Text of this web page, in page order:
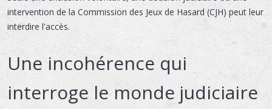
intervention de la Commission des Jeux de Hasard (CJH) peut leur
interdire l'accès.
Une incohérence qui
interroge le monde judiciaire